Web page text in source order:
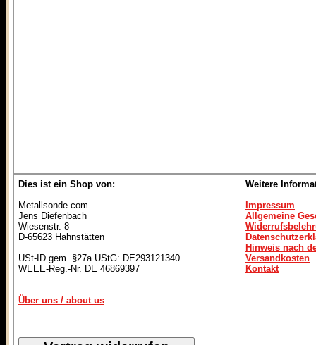
Dies ist ein Shop von:
Metallsonde.com
Jens Diefenbach
Wiesenstr. 8
D-65623 Hahnstätten
USt-ID gem. §27a UStG: DE293121340
WEEE-Reg.-Nr. DE 46869397
Über uns / about us
Weitere
Impressum
Allgemeine
Hinweis nach
Versandkosten
Kontakt